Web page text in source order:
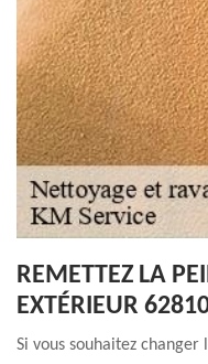
REMETTEZ LA
EXTÉRIEUR
Si vous souhaitez changer